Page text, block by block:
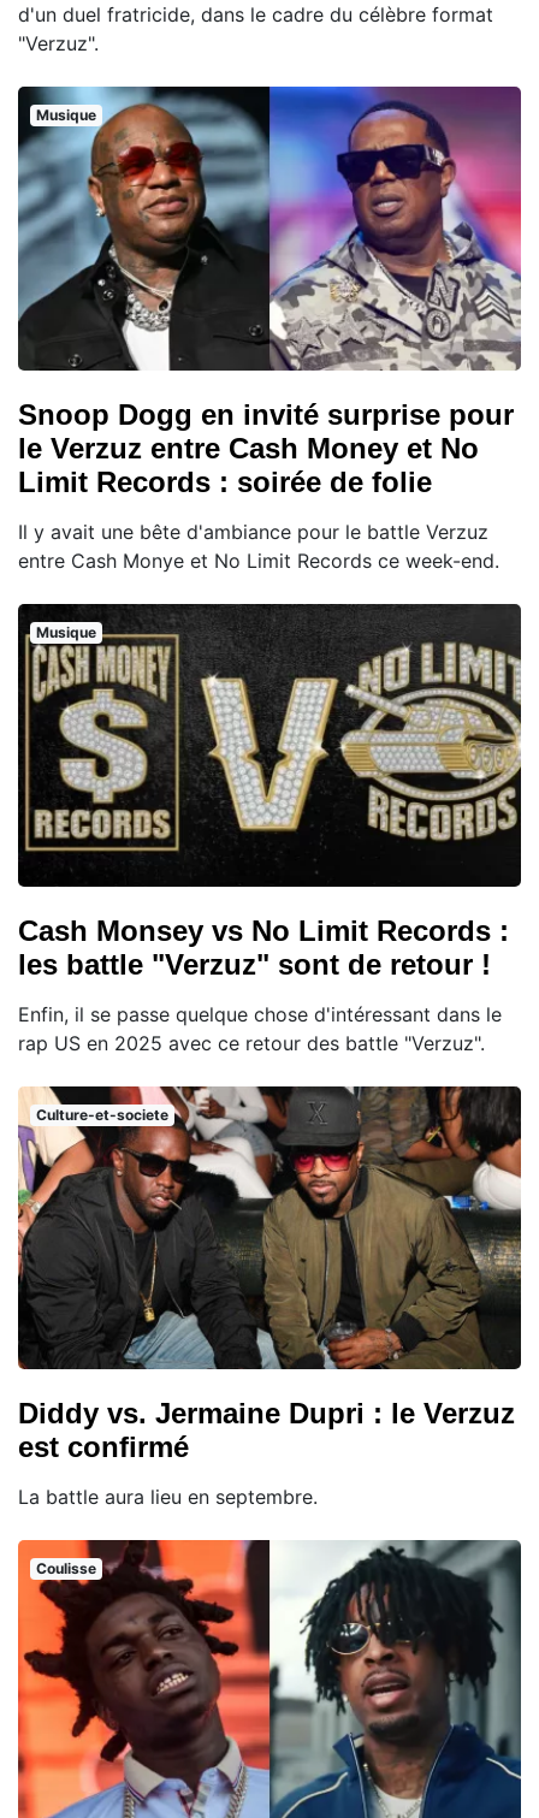
d'un duel fratricide, dans le cadre du célèbre format
"Verzuz".
Musique
Snoop Dogg en invité surprise pour
le Verzuz entre Cash Money et No
Limit Records : soirée de folie
Il y avait une bête d'ambiance pour le battle Verzuz
entre Cash Monye et No Limit Records ce week-end.
Musique
Cash Monsey vs No Limit Records :
les battle "Verzuz" sont de retour !
Enfin, il se passe quelque chose d'intéressant dans le
rap US en 2025 avec ce retour des battle "Verzuz".
Culture-et-societe
Diddy vs. Jermaine Dupri : le Verzuz
est confirmé
La battle aura lieu en septembre.
Coulisse